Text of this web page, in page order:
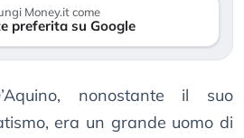
Money.it come
preferita su Google
nonostante il suo
era un grande uomo di